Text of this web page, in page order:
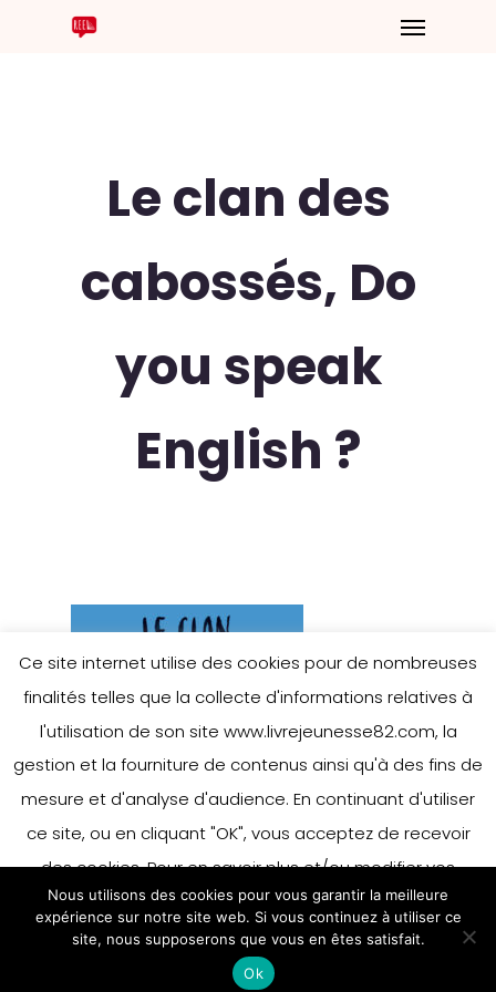
Le clan des
cabossés, Do
you speak
English ?
Ce site internet utilise des cookies pour de nombreuses
finalités telles que la collecte d'informations relatives à
l'utilisation de son site www.livrejeunesse82.com, la
gestion et la fourniture de contenus ainsi qu'à des fins de
mesure et d'analyse d'audience. En continuant d'utiliser
ce site, ou en cliquant "OK", vous acceptez de recevoir
des cookies. Pour en savoir plus et/ou modifier vos
préférences en matière de cookies, merci de vous référer
à notre politique sur les cookies.
Accepter
En savoir plus
Nous utilisons des cookies pour vous garantir la meilleure
expérience sur notre site web. Si vous continuez à utiliser ce
site, nous supposerons que vous en êtes satisfait.
Ok